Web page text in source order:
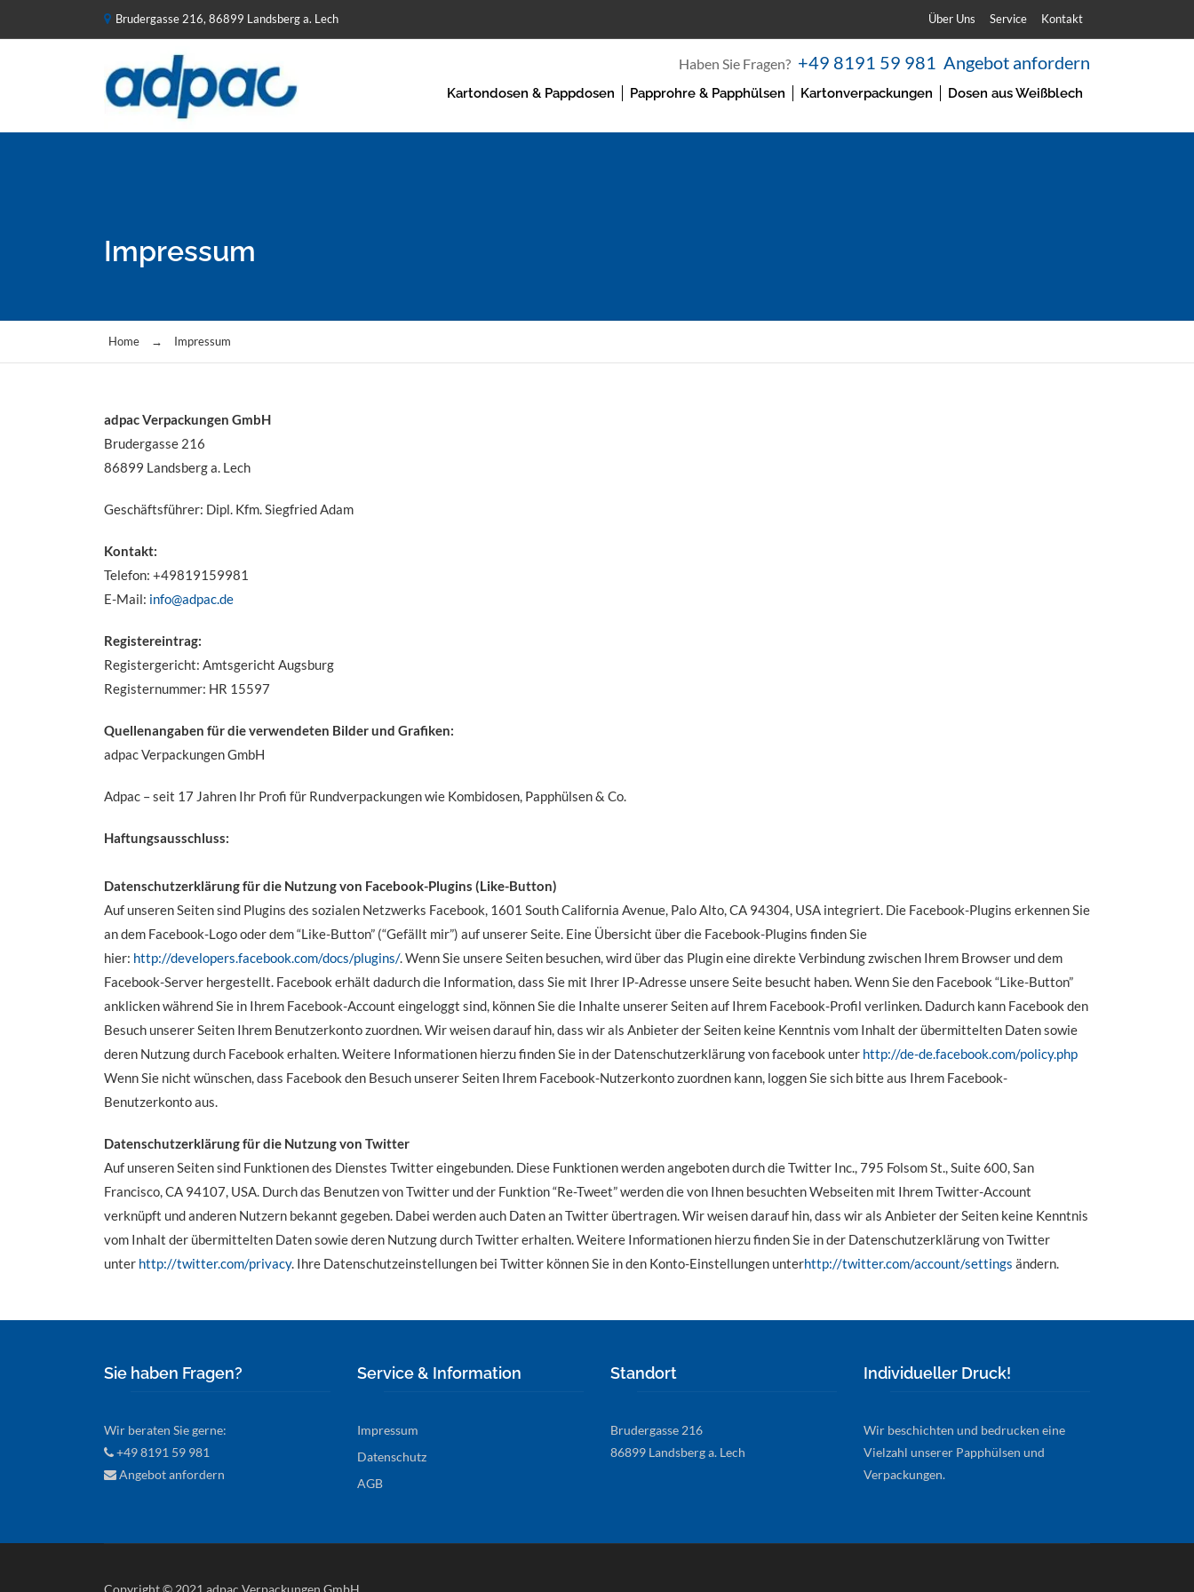
Brudergasse 216, 86899 Landsberg a. Lech Über Uns Service Kontakt
Haben Sie Fragen? +49 8191 59 981 Angebot anfordern
Kartondosen & Pappdosen Papprohre & Papphülsen Kartonverpackungen Dosen aus Weißblech
Impressum
Home → Impressum
adpac Verpackungen GmbH
Brudergasse 216
86899 Landsberg a. Lech
Geschäftsführer: Dipl. Kfm. Siegfried Adam
Kontakt:
Telefon: +49819159981
E-Mail: info@adpac.de
Registereintrag:
Registergericht: Amtsgericht Augsburg
Registernummer: HR 15597
Quellenangaben für die verwendeten Bilder und Grafiken:
adpac Verpackungen GmbH
Adpac – seit 17 Jahren Ihr Profi für Rundverpackungen wie Kombidosen, Papphülsen & Co.
Haftungsausschluss:
Datenschutzerklärung für die Nutzung von Facebook-Plugins (Like-Button)
Auf unseren Seiten sind Plugins des sozialen Netzwerks Facebook, 1601 South California Avenue, Palo Alto, CA 94304, USA integriert. Die Facebook-Plugins erkennen Sie
an dem Facebook-Logo oder dem “Like-Button” (“Gefällt mir”) auf unserer Seite. Eine Übersicht über die Facebook-Plugins finden Sie
hier: http://developers.facebook.com/docs/plugins/. Wenn Sie unsere Seiten besuchen, wird über das Plugin eine direkte Verbindung zwischen Ihrem Browser und dem
Facebook-Server hergestellt. Facebook erhält dadurch die Information, dass Sie mit Ihrer IP-Adresse unsere Seite besucht haben. Wenn Sie den Facebook “Like-Button”
anklicken während Sie in Ihrem Facebook-Account eingeloggt sind, können Sie die Inhalte unserer Seiten auf Ihrem Facebook-Profil verlinken. Dadurch kann Facebook den
Besuch unserer Seiten Ihrem Benutzerkonto zuordnen. Wir weisen darauf hin, dass wir als Anbieter der Seiten keine Kenntnis vom Inhalt der übermittelten Daten sowie
deren Nutzung durch Facebook erhalten. Weitere Informationen hierzu finden Sie in der Datenschutzerklärung von facebook unter http://de-de.facebook.com/policy.php
Wenn Sie nicht wünschen, dass Facebook den Besuch unserer Seiten Ihrem Facebook-Nutzerkonto zuordnen kann, loggen Sie sich bitte aus Ihrem Facebook-
Benutzerkonto aus.
Datenschutzerklärung für die Nutzung von Twitter
Auf unseren Seiten sind Funktionen des Dienstes Twitter eingebunden. Diese Funktionen werden angeboten durch die Twitter Inc., 795 Folsom St., Suite 600, San
Francisco, CA 94107, USA. Durch das Benutzen von Twitter und der Funktion “Re-Tweet” werden die von Ihnen besuchten Webseiten mit Ihrem Twitter-Account
verknüpft und anderen Nutzern bekannt gegeben. Dabei werden auch Daten an Twitter übertragen. Wir weisen darauf hin, dass wir als Anbieter der Seiten keine Kenntnis
vom Inhalt der übermittelten Daten sowie deren Nutzung durch Twitter erhalten. Weitere Informationen hierzu finden Sie in der Datenschutzerklärung von Twitter
unter http://twitter.com/privacy. Ihre Datenschutzeinstellungen bei Twitter können Sie in den Konto-Einstellungen unterhttp://twitter.com/account/settings ändern.
Sie haben Fragen?
Wir beraten Sie gerne:
+49 8191 59 981
Angebot anfordern
Service & Information
Impressum
Datenschutz
AGB
Standort
Brudergasse 216
86899 Landsberg a. Lech
Individueller Druck!
Wir beschichten und bedrucken eine
Vielzahl unserer Papphülsen und
Verpackungen.
Copyright © 2021 adpac Verpackungen GmbH